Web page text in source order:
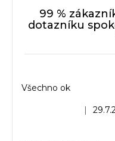
99 %
dotazníku
Hodnocení obchodu
|
Všechno ok